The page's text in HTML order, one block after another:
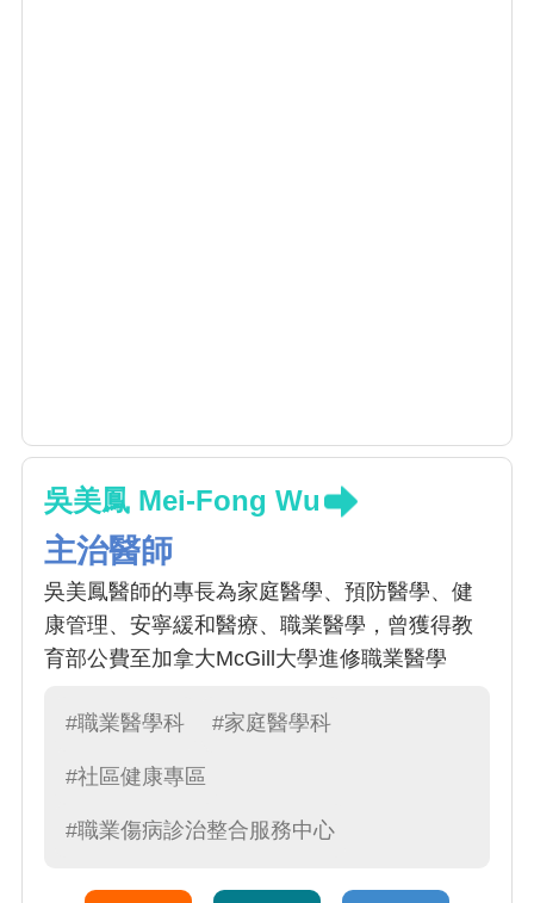
吳美鳳 Mei-Fong Wu
主治醫師
吳美鳳醫師的專長為家庭醫學、預防醫學、健
康管理、安寧緩和醫療、職業醫學，曾獲得教
育部公費至加拿大McGill大學進修職業醫學
#職業醫學科 #家庭醫學科
#社區健康專區
#職業傷病診治整合服務中心